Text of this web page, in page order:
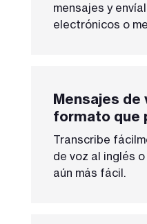
mensajes y
electrónicos o
Mensajes de
formato que
Transcribe
de voz al inglés
aún más fácil.